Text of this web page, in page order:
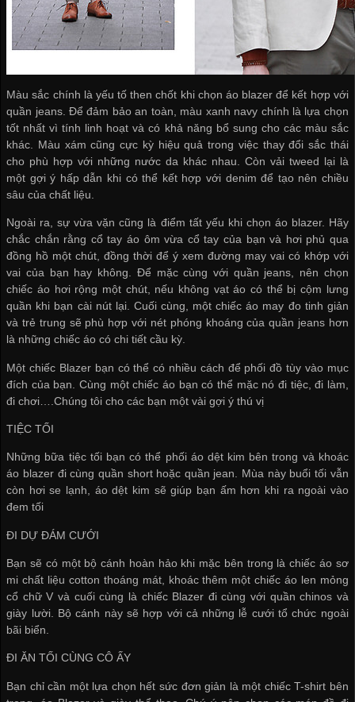
Màu sắc chính là yếu tố then chốt khi chọn áo blazer để kết hợp với
quần jeans. Để đảm bảo an toàn, màu xanh navy chính là lựa chọn
tốt nhất vì tính linh hoạt và có khả năng bổ sung cho các màu sắc
khác. Màu xám cũng cực kỳ hiệu quả trong việc thay đổi sắc thái
cho phù hợp với những nước da khác nhau. Còn vải tweed lại là
một gợi ý hấp dẫn khi có thể kết hợp với denim để tạo nên chiều
sâu của chất liệu.
Ngoài ra, sự vừa vặn cũng là điểm tất yếu khi chọn áo blazer. Hãy
chắc chắn rằng cổ tay áo ôm vừa cổ tay của bạn và hơi phủ qua
đồng hồ một chút, đồng thời để ý xem đường may vai có khớp với
vai của bạn hay không. Để mặc cùng với quần jeans, nên chọn
chiếc áo hơi rộng một chút, nếu không vạt áo có thể bị cộm lưng
quần khi bạn cài nút lại. Cuối cùng, một chiếc áo may đo tinh giản
và trẻ trung sẽ phù hợp với nét phóng khoáng của quần jeans hơn
là những chiếc áo có chi tiết cầu kỳ.
Một chiếc Blazer bạn có thể có nhiều cách để phối đồ tùy vào mục
đích của bạn. Cùng một chiếc áo bạn có thể mặc nó đi tiệc, đi làm,
đi chơi….Chúng tôi cho các bạn một vài gợi ý thú vị
TIỆC TỐI
Những bữa tiệc tối bạn có thể phối áo dệt kim bên trong và khoác
áo blazer đi cùng quần short hoặc quần jean. Mùa này buổi tối vẫn
còn hơi se lạnh, áo dệt kim sẽ giúp bạn ấm hơn khi ra ngoài vào
đem tối
ĐI DỰ ĐÁM CƯỚI
Bạn sẽ có một bộ cánh hoàn hảo khi mặc bên trong là chiếc áo sơ
mi chất liệu cotton thoáng mát, khoác thêm một chiếc áo len mỏng
cổ chữ V và cuối cùng là chiếc Blazer đi cùng với quần chinos và
giày lười. Bộ cánh này sẽ hợp với cả những lễ cưới tổ chức ngoài
bãi biển.
ĐI ĂN TỐI CÙNG CÔ ẤY
Bạn chỉ cần một lựa chọn hết sức đơn giản là một chiếc T-shirt bên